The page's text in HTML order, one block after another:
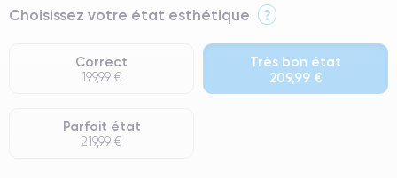
Choisissez votre état esthétique ?
Correct
199,99 €
Très bon état
209,99 €
Parfait état
219,99 €